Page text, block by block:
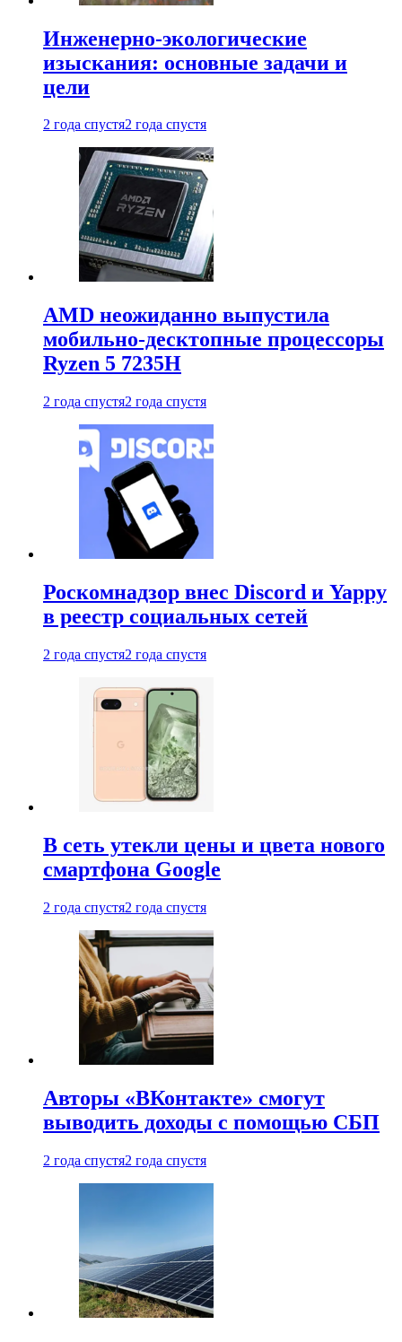
Инженерно-экологические
изыскания: основные задачи и
цели
2 года спустя2 года спустя
AMD неожиданно выпустила
мобильно-десктопные процессоры
Ryzen 5 7235H
2 года спустя2 года спустя
Роскомнадзор внес Discord и Yappy
в реестр социальных сетей
2 года спустя2 года спустя
В сеть утекли цены и цвета нового
смартфона Google
2 года спустя2 года спустя
Авторы «ВКонтакте» смогут
выводить доходы с помощью СБП
2 года спустя2 года спустя